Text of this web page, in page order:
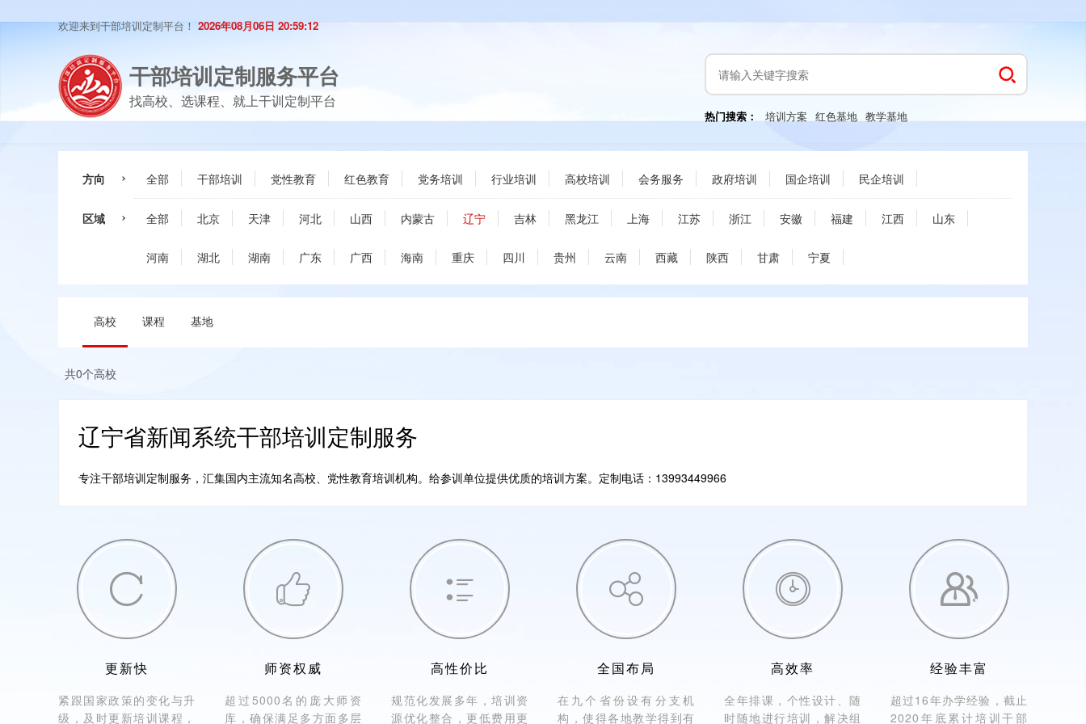
欢迎来到干部培训定制平台！ 2026年08月06日 20:59:13
干部培训定制服务平台
找高校、选课程、就上干训定制平台
热门搜索： 培训方案 红色基地 教学基地
方向 全部 干部培训 党性教育 红色教育 党务培训 行业培训 高校培训 会务服务 政府培训 国企培训 民企培训
区域 全部 北京 天津 河北 山西 内蒙古 辽宁 吉林 黑龙江 上海 江苏 浙江 安徽 福建 江西 山东
河南 湖北 湖南 广东 广西 海南 重庆 四川 贵州 云南 西藏 陕西 甘肃 宁夏
高校 课程 基地
共0个高校
辽宁省新闻系统干部培训定制服务
专注干部培训定制服务，汇集国内主流知名高校、党性教育培训机构。给参训单位提供优质的培训方案。定制电话：13993449966

更新快
紧跟国家政策的变化与升
级，及时更新培训课程，

师资权威
超过5000名的庞大师资
库，确保满足多方面多层

高性价比
规范化发展多年，培训资
源优化整合，更低费用更

全国布局
在九个省份设有分支机
构，使得各地教学得到有

高效率
全年排课，个性设计、随
时随地进行培训，解决组

经验丰富
超过16年办学经验，截止
2020年底累计培训干部